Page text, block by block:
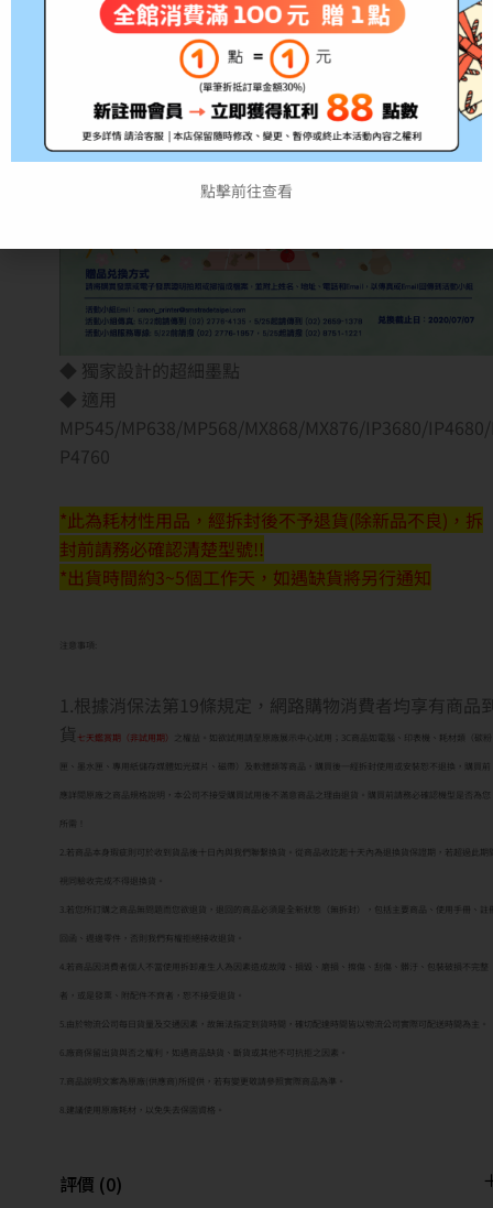
◆ 獨家設計的超細墨點
◆ 適用
MP545/MP638/MP568/MX868/MX876/IP3680/
P4760
*此為耗材性用品，經拆封後不予退貨(除新品不良)，拆
封前請務必確認清楚型號!!
*出貨時間約3~5個工作天，如遇缺貨將另行通知
注意事項:
1.根據消保法第19條規定，網路購物消費者均享有商品
貨 七天鑑賞期（非試用期） 之權益。如欲試用請至原廠展示中心試用；3C商品如電腦、印表機、耗材類（碳粉
匣、墨水匣、專用紙儲存媒體如光碟片、磁帶）及軟體類等商品，購買後一經拆封使用或安裝恕不退換，購買前
應詳閱原廠之商品規格說明，本公司不接受購買試用後不滿意商品之理由退貨。購買前請務必確認機型是否為您
所需！
2.若商品本身瑕疵則可於收到貨品後十日內與我們聯繫換貨。從商品收訖起十天內為退換貨保證期，若超過此期
視同驗收完成不得退換貨。
3.若您所訂購之商品無問題而您欲退貨，退回的商品必須是全新狀態（無拆封），包括主要商品、使用手冊、註
回函、週邊零件，否則我們有權拒絕接收退貨。
4.若商品因消費者個人不當使用拆卸產生人為因素造成故障、損毀、磨損、擦傷、刮傷、髒汙、包裝破損不完整
者，或是發票、附配件不齊者，恕不接受退貨。
5.由於物流公司每日貨量及交通因素，故無法指定到貨時間，確切配達時間皆以物流公司實際可配送時間為主。
6.廠商保留出貨與否之權利，如遇商品缺貨、斷貨或其他不可抗拒之因素。
7.商品說明文案為原廠(供應商)所提供，若有變更敬請參照實際商品為準。
8.建議使用原廠耗材，以免失去保固資格。
評價 (0)
點擊前往查看